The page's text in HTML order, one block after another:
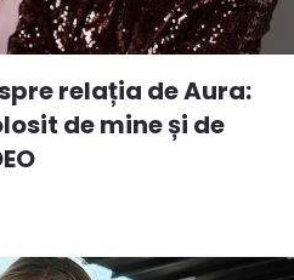
relația de Aura:
de mine și de